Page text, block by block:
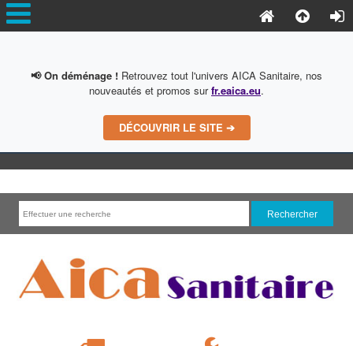
📢 On déménage ! Retrouvez tout l'univers AICA Sanitaire, nos
nouveautés et promos surfr.eaica.eu.
DÉCOUVRIR LE SITE ➔